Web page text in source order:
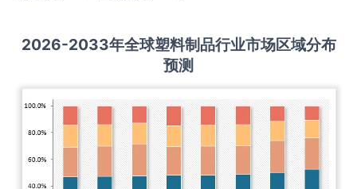
2026-2033年全球塑料制品行业市场区域分布
预测